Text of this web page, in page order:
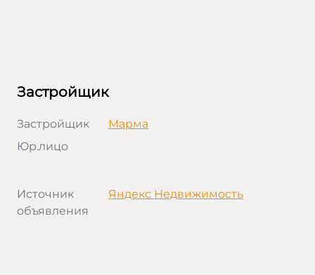
Застройщик
Застройщик
Марма
Юр.лицо
Источник
объявления
Яндекс Недвижимость